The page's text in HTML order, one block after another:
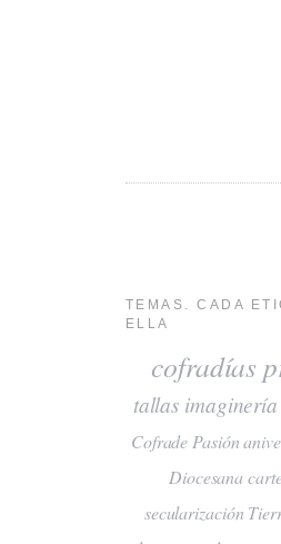
TEMAS. CADA
ELLA
cofradías
tallas imaginería
Cofrade Pasión
Diocesana
secularización